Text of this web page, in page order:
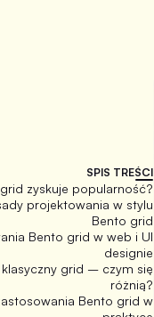
SPIS TREŚCI
zyskuje popularność?
projektowania w stylu
Bento grid
Bento grid w web i UI
designie
grid – czym się
różnią?
Bento grid w